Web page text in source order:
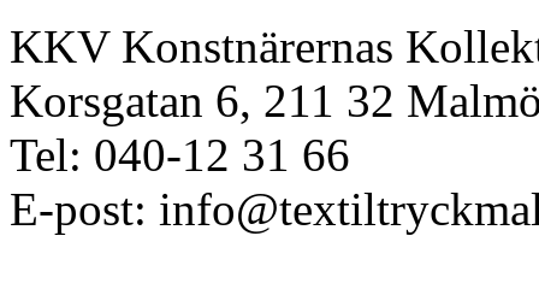
KKV Konstnärernas
Korsgatan 6, 211 32
Tel: 040-12 31 66
E-post: